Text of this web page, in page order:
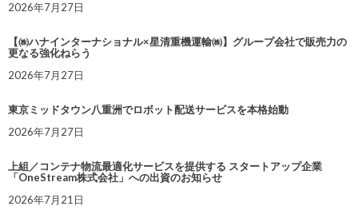
2026年7月27日
【㈱ハナインターナショナル×星清重機運輸㈱】グループ会社で販売力の
更なる強化ねらう
2026年7月27日
東京ミッドタウン八重洲でロボット配送サービスを本格始動
2026年7月27日
上組／コンテナ物流最適化サービスを提供する スタートアップ企業
「OneStream株式会社」への出資のお知らせ
2026年7月21日